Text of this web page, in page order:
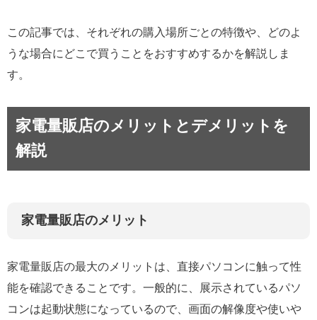
この記事では、それぞれの購入場所ごとの特徴や、どのよ
うな場合にどこで買うことをおすすめするかを解説しま
す。
家電量販店のメリットとデメリットを
解説
家電量販店のメリット
家電量販店の最大のメリットは、直接パソコンに触って性
能を確認できることです。一般的に、展示されているパソ
コンは起動状態になっているので、画面の解像度や使いや